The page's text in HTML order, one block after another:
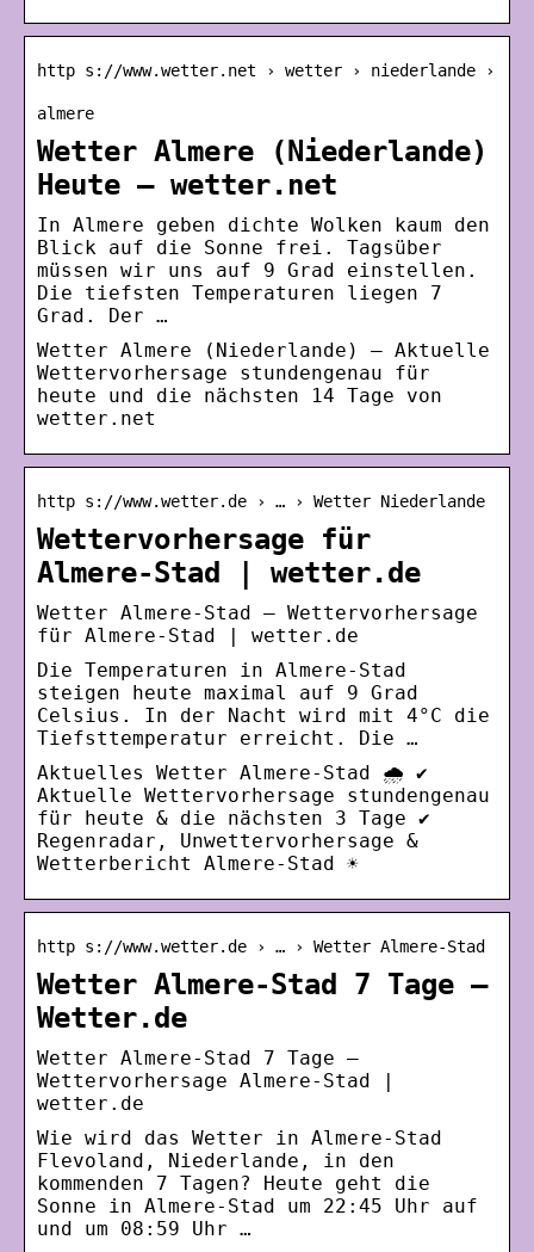
http s://www.wetter.net › wetter › niederlande ›
almere
Wetter Almere (Niederlande)
Heute – wetter.net
In Almere geben dichte Wolken kaum den
Blick auf die Sonne frei. Tagsüber
müssen wir uns auf 9 Grad einstellen.
Die tiefsten Temperaturen liegen 7
Grad. Der …
Wetter Almere (Niederlande) – Aktuelle
Wettervorhersage stundengenau für
heute und die nächsten 14 Tage von
wetter.net
http s://www.wetter.de › … › Wetter Niederlande
Wettervorhersage für
Almere-Stad | wetter.de
Wetter Almere-Stad – Wettervorhersage
für Almere-Stad | wetter.de
Die Temperaturen in Almere-Stad
steigen heute maximal auf 9 Grad
Celsius. In der Nacht wird mit 4°C die
Tiefsttemperatur erreicht. Die …
Aktuelles Wetter Almere-Stad 🌧️ ✔
Aktuelle Wettervorhersage stundengenau
für heute & die nächsten 3 Tage ✔
Regenradar, Unwettervorhersage &
Wetterbericht Almere-Stad ☀
http s://www.wetter.de › … › Wetter Almere-Stad
Wetter Almere-Stad 7 Tage –
Wetter.de
Wetter Almere-Stad 7 Tage –
Wettervorhersage Almere-Stad |
wetter.de
Wie wird das Wetter in Almere-Stad
Flevoland, Niederlande, in den
kommenden 7 Tagen? Heute geht die
Sonne in Almere-Stad um 22:45 Uhr auf
und um 08:59 Uhr …